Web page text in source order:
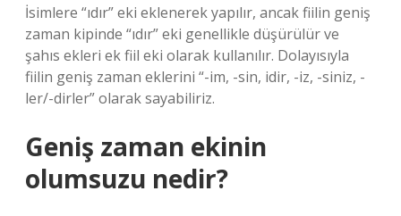
İsimlere “ıdır” eki eklenerek yapılır, ancak fiilin geniş
zaman kipinde “ıdır” eki genellikle düşürülür ve
şahıs ekleri ek fiil eki olarak kullanılır. Dolayısıyla
fiilin geniş zaman eklerini “-im, -sin, idir, -iz, -siniz, -
ler/-dirler” olarak sayabiliriz.
Geniş zaman ekinin
olumsuzu nedir?